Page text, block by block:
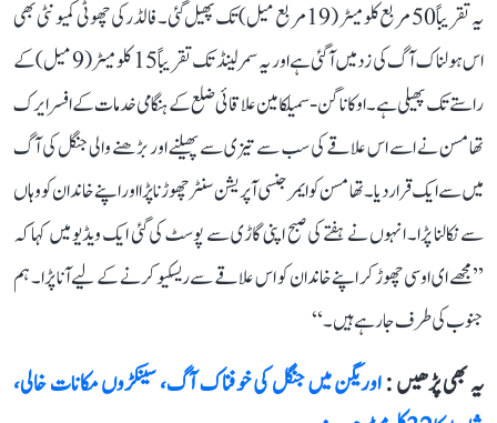
یہ تقریباً 50 مربع کلومیٹر (19 مربع میل) تک پھیل گئی۔ فالڈر کی چھوٹی کمیونٹی بھی
اس ہولناک آگ کی زد میں آ گئی ہے اور یہ سمرلینڈ تک تقریباً 15 کلومیٹر (9 میل) کے
راستے تک پھیلی ہے۔ اوکاناگن-سمیلکامین علاقائی ضلع کے ہنگامی خدمات کے افسر ایرک
تھامسن نے اسے اس علاقے کی سب سے تیزی سے پھیلنے اور بڑھنے والی جنگل کی آگ
میں سے ایک قرار دیا۔ تھامسن کو ایمرجنسی آپریشن سنٹر چھوڑنا پڑا اور اپنے خاندان کو وہاں
سے نکالنا پڑا۔ انہوں نے ہفتے کی صبح اپنی گاڑی سے پوسٹ کی گئی ایک ویڈیو میں کہا کہ
’’مجھے ای او سی چھوڑ کر اپنے خاندان کو اس علاقے سے ریسکیو کرنے کے لیے آنا پڑا۔ ہم
جنوب کی طرف جا رہے ہیں۔‘‘
یہ بھی پڑھیں :اوریگن میں جنگل کی خوفناک آگ، سینکڑوں مکانات خالی،